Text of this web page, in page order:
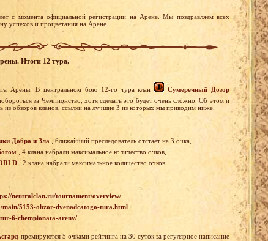
с момента официальной регистрации на Арене. Мы поздравляем всех
успехов и процветания на Арене.
Итоги 12 тура.
Арены. В центральном бою 12-го тура клан
Сумеречный Дозор
за Чемпионство, хотя сделать это будет очень сложно. Об этом и
обзоров кланов, ссылки на лучшие 3 из которых мы приводим ниже.
Добра и Зла , ближайший преследователь отстает на 3 очка,
, 4 клана набрали максимальное количество очков,
, 2 клана набрали максимальное количество очков.
neutralclan.ru/tournament/overview/
5153-obzor-dvenadcatogo-tura.html
6-chempionata-areny/
премируются 5 очками рейтинга на 30 суток за регулярное написание